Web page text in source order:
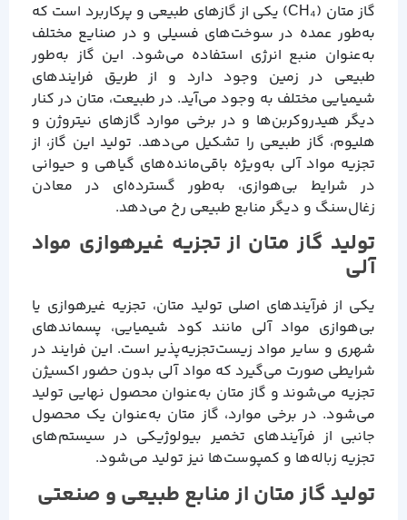
گاز متان (CH₄) یکی از گازهای طبیعی و پرکاربرد است که
به‌طور عمده در سوخت‌های فسیلی و در صنایع مختلف
به‌عنوان منبع انرژی استفاده می‌شود. این گاز به‌طور
طبیعی در زمین وجود دارد و از طریق فرایندهای
شیمیایی مختلف به وجود می‌آید. در طبیعت، متان در کنار
دیگر هیدروکربن‌ها و در برخی موارد گازهای نیتروژن و
هلیوم، گاز طبیعی را تشکیل می‌دهد. تولید این گاز، از
تجزیه مواد آلی به‌ویژه باقی‌مانده‌های گیاهی و حیوانی
در شرایط بی‌هوازی، به‌طور گسترده‌ای در معادن
زغال‌سنگ و دیگر منابع طبیعی رخ می‌دهد.
تولید گاز متان از تجزیه غیرهوازی مواد
آلی
یکی از فرآیندهای اصلی تولید متان، تجزیه غیرهوازی یا
بی‌هوازی مواد آلی مانند کود شیمیایی، پسماندهای
شهری و سایر مواد زیست‌تجزیه‌پذیر است. این فرایند در
شرایطی صورت می‌گیرد که مواد آلی بدون حضور اکسیژن
تجزیه می‌شوند و گاز متان به‌عنوان محصول نهایی تولید
می‌شود. در برخی موارد، گاز متان به‌عنوان یک محصول
جانبی از فرآیندهای تخمیر بیولوژیکی در سیستم‌های
تجزیه زباله‌ها و کمپوست‌ها نیز تولید می‌شود.
تولید گاز متان از منابع طبیعی و صنعتی